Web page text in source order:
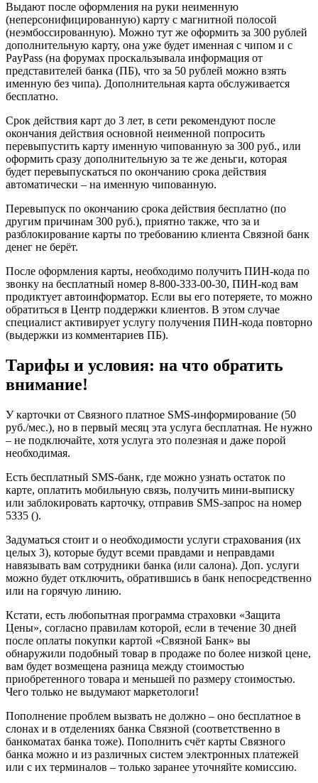
Выдают после оформления на руки неименную
(неперсонифицированную) карту с магнитной полосой
(неэмбоссированную). Можно тут же оформить за 300 рублей
дополнительную карту, она уже будет именная с чипом и с
PayPass (на форумах проскальзывала информация от
представителей банка (ПБ), что за 50 рублей можно взять
именную без чипа). Дополнительная карта обслуживается
бесплатно.
Срок действия карт до 3 лет, в сети рекомендуют после
окончания действия основной неименной попросить
перевыпустить карту именную чипованную за 300 руб., или
оформить сразу дополнительную за те же деньги, которая
будет перевыпускаться по окончанию срока действия
автоматически – на именную чипованную.
Перевыпуск по окончанию срока действия бесплатно (по
другим причинам 300 руб.), приятно также, что за и
разблокирование карты по требованию клиента Связной банк
денег не берёт.
После оформления карты, необходимо получить ПИН-кода по
звонку на бесплатный номер 8-800-333-00-30, ПИН-код вам
продиктует автоинформатор. Если вы его потеряете, то можно
обратиться в Центр поддержки клиентов. В этом случае
специалист активирует услугу получения ПИН-кода повторно
(выдержки из комментариев ПБ).
Тарифы и условия: на что обратить
внимание!
У карточки от Связного платное SMS-информирование (50
руб./мес.), но в первый месяц эта услуга бесплатная. Не нужно
– не подключайте, хотя услуга это полезная и даже порой
необходимая.
Есть бесплатный SMS-банк, где можно узнать остаток по
карте, оплатить мобильную связь, получить мини-выписку
или заблокировать карточку, отправив SMS-запрос на номер
5335 ().
Задуматься стоит и о необходимости услуги страхования (их
целых 3), которые будут всеми правдами и неправдами
навязывать вам сотрудники банка (или салона). Доп. услуги
можно будет отключить, обратившись в банк непосредственно
или на горячую линию.
Кстати, есть любопытная программа страховки «Защита
Цены», согласно правилам которой, если в течение 30 дней
после оплаты покупки картой «Связной Банк» вы
обнаружили подобный товар в продаже по более низкой цене,
вам будет возмещена разница между стоимостью
приобретенного товара и меньшей по размеру стоимостью.
Чего только не выдумают маркетологи!
Пополнение проблем вызвать не должно – оно бесплатное в
слонах и в отделениях банка Связной (соответственно в
банкоматах банка тоже). Пополнить счёт карты Связного
банка можно и из различных систем электронных платежей
или с их терминалов – только заранее уточняйте комиссию.